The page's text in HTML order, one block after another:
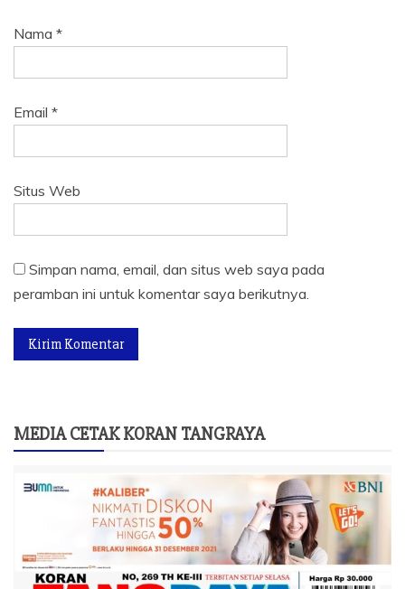
Nama *
Email *
Situs Web
Simpan nama, email, dan situs web saya pada
peramban ini untuk komentar saya berikutnya.
MEDIA CETAK KORAN TANGRAYA